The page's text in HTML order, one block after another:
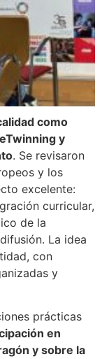
como
y
. Se revisaron
y los
excelente:
curricular,
de la
La idea
con
y
prácticas
en
y sobre la